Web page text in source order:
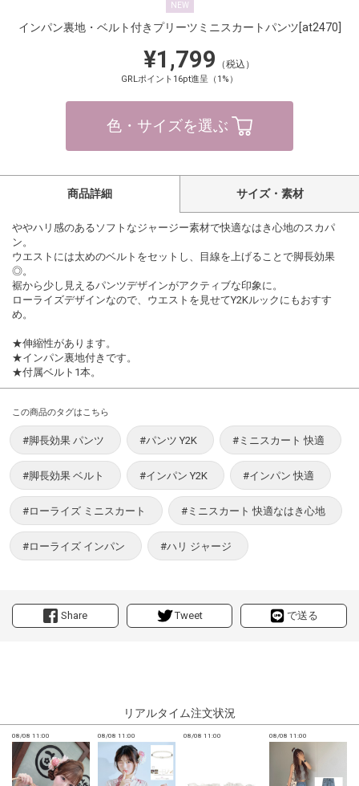
NEW
インパン裏地・ベルト付きプリーツミニスカートパンツ[at2470]
¥1,799 （税込）
GRLポイント16pt進呈（1%）
色・サイズを選ぶ
Share Tweet で送る
商品詳細 サイズ・素材
ややハリ感のあるソフトなジャージー素材で快適なはき心地のスカパ
ン。
ウエストには太めのベルトをセットし、目線を上げることで脚長効果
◎。
裾から少し見えるパンツデザインがアクティブな印象に。
ローライズデザインなので、ウエストを見せてY2Kルックにもおすす
め。
★伸縮性があります。
★インパン裏地付きです。
★付属ベルト1本。
この商品のタグはこちら
#脚長効果 パンツ #パンツ Y2K #ミニスカート 快適
#脚長効果 ベルト #インパン Y2K #インパン 快適
#ローライズ ミニスカート #ミニスカート 快適なはき心地
#ローライズ インパン #ハリ ジャージ
リアルタイム注文状況
08/08 11:00 08/08 11:00 08/08 11:00 08/08 11:00